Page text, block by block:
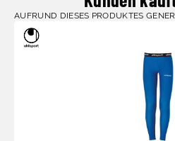
AUFRUND DIESES PRODUKTES